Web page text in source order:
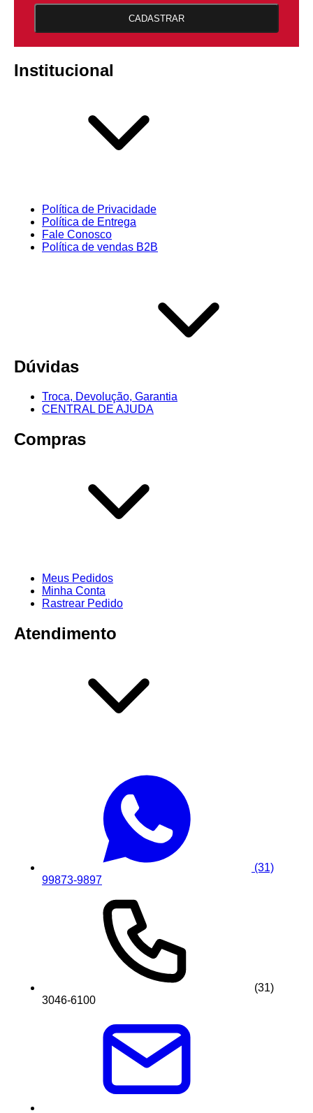
CADASTRAR
Institucional
Política de Privacidade
Política de Entrega
Fale Conosco
Política de vendas B2B
Dúvidas
Troca, Devolução, Garantia
CENTRAL DE AJUDA
Compras
Meus Pedidos
Minha Conta
Rastrear Pedido
Atendimento
(31)
99873-9897
(31)
3046-6100